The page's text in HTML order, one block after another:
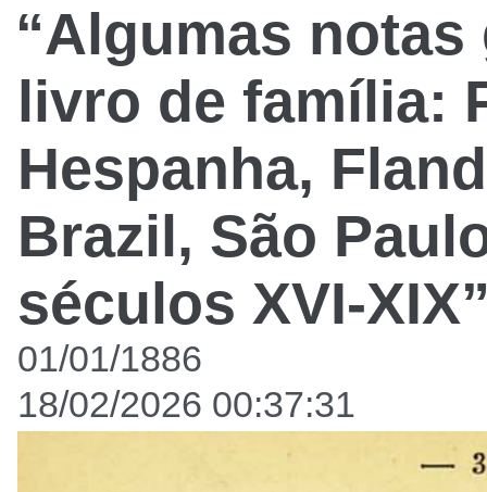
“Algumas
livro de família:
Hespanha,
Brazil, São
séculos XVI-
01/01/1886
18/02/2026 00:37:31